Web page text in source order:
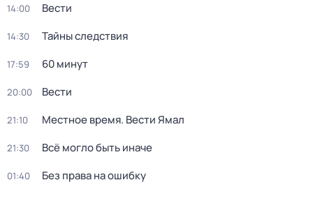
14:00 Вести
14:30 Тайны следствия
17:59 60 минут
20:00 Вести
21:10 Местное время. Вести Ямал
21:30 Всё могло быть иначе
01:40 Без права на ошибку